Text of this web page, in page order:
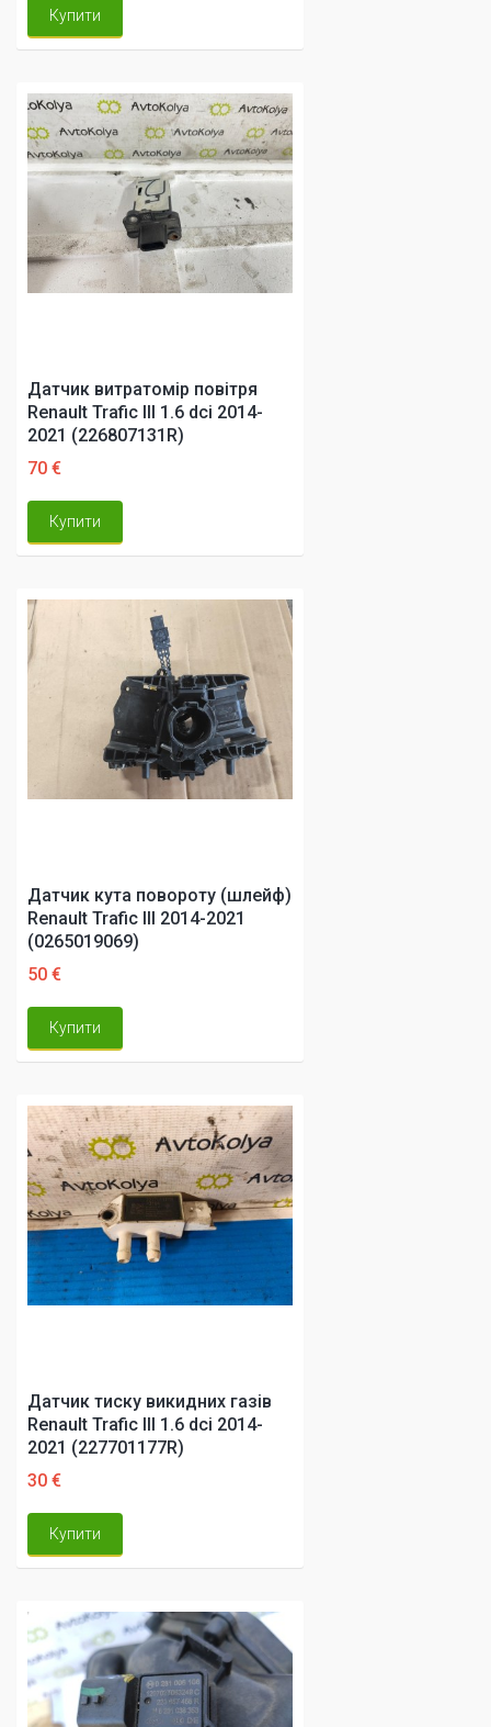
Купити
Датчик витратомір повітря
Renault Trafic III 1.6 dci 2014-
2021 (226807131R)
70 €
Купити
Датчик кута повороту (шлейф)
Renault Trafic III 2014-2021
(0265019069)
50 €
Купити
Датчик тиску викидних газів
Renault Trafic III 1.6 dci 2014-
2021 (227701177R)
30 €
Купити